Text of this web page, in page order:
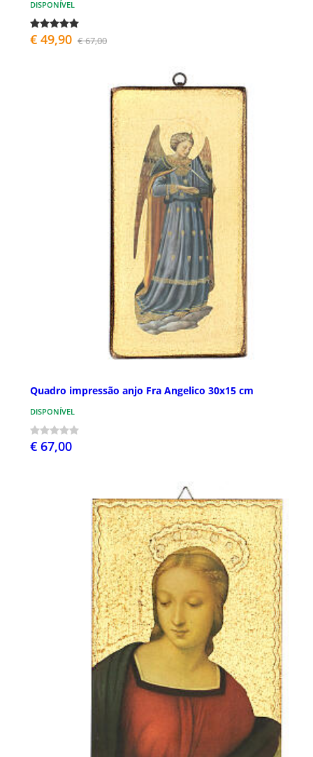
DISPONÍVEL
€ 49,90 € 67,00
Quadro impressão anjo Fra Angelico 30x15 cm
DISPONÍVEL
€ 67,00